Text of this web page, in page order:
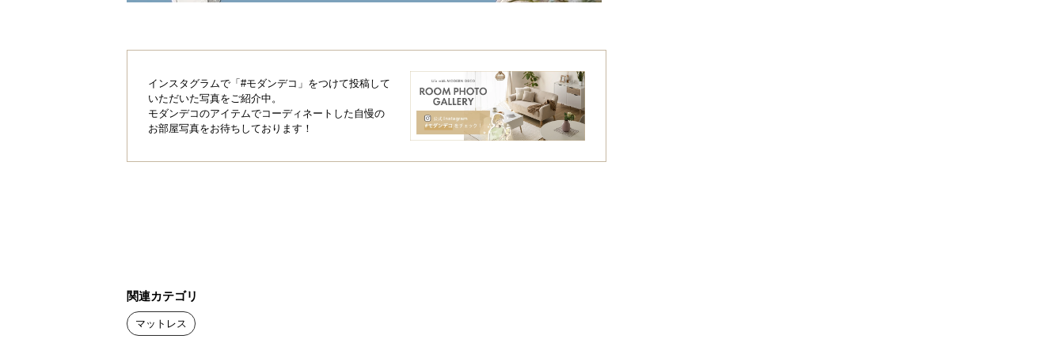
インスタグラムで「#モダンデコ」をつけて投稿して
いただいた写真をご紹介中。
モダンデコのアイテムでコーディネートした自慢の
お部屋写真をお待ちしております！
関連カテゴリ
マットレス